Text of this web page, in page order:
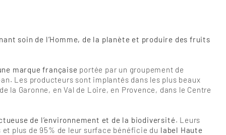
soin de l’Homme, de la planète et produire des fruits
marque française portée par un groupement de
Les producteurs sont implantés dans les plus beaux
la Garonne, en Val de Loire, en Provence, dans le Centre
de l’environnement et de la biodiversité. Leurs
plus de 95% de leur surface bénéficie du label Haute